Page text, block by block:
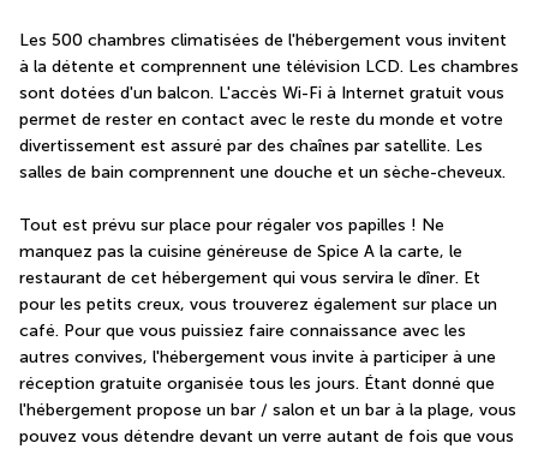
Les 500 chambres climatisées de l'hébergement vous invitent
à la détente et comprennent une télévision LCD. Les chambres
sont dotées d'un balcon. L'accès Wi-Fi à Internet gratuit vous
permet de rester en contact avec le reste du monde et votre
divertissement est assuré par des chaînes par satellite. Les
salles de bain comprennent une douche et un sèche-cheveux.
Tout est prévu sur place pour régaler vos papilles ! Ne
manquez pas la cuisine généreuse de Spice A la carte, le
restaurant de cet hébergement qui vous servira le dîner. Et
pour les petits creux, vous trouverez également sur place un
café. Pour que vous puissiez faire connaissance avec les
autres convives, l'hébergement vous invite à participer à une
réception gratuite organisée tous les jours. Étant donné que
l'hébergement propose un bar / salon et un bar à la plage, vous
pouvez vous détendre devant un verre autant de fois que vous